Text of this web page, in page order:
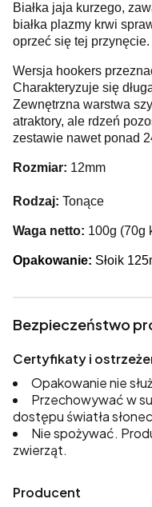
Białka jaja kurzego,
białka plazmy krwi
oprzeć się tej przynęcie.
Wersja hookers
Charakteryzuje się
Zewnętrzna warstwa
atraktory, ale rdzeń
zestawie nawet ponad
Rozmiar: 12mm
Rodzaj: Tonące
Waga netto: 100g (70g
Opakowanie: Słoik
Bezpieczeństwo
Certyfikaty i
Opakowanie nie
Przechowywać w
dostępu światła
Nie spożywać.
zwierząt.
Producent